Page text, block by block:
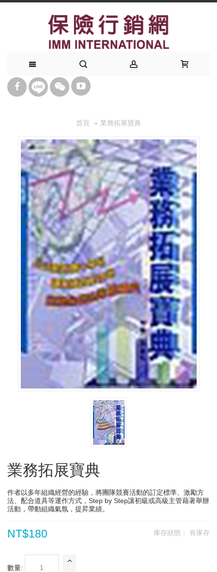
首頁 業務拓展寶典
業務拓展寶典
作者以多年組織經營的經驗，將團隊競賽活動的訂定標準、激勵方
法、配合道具等運作方式，Step by Step讓初級或高級主管藉著舉辦
活動，帶動組織氣氛，提昇業績。
庫存狀態： 有庫存
NT$180
數量: